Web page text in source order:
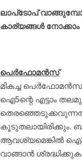
ലാപ്‌ടോപ്
കാര്യങ്ങള്‍ നോക്കാം
പെര്‍ഫോമന്‍സ്
മികച്ച
ഐ5ന്റെ എട്ടാം
കൂടുതലായിരിക്കും.
ആവശ്യമെങ്കില്‍
വാങ്ങാന്‍ ശ്രദ്ധിക്കുക.